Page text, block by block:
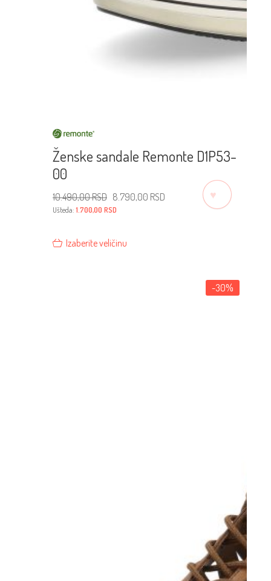
Ženske sandale Remonte D1P53-
00
10.490,00RSD Originalna
cena
je
bila:
10.490,00 RSD.
8.790,00 RSD
8.790,00 RSD.
Ušteda:1.700,00 RSD
Izaberite veličinu
-30%